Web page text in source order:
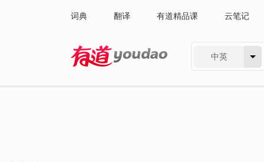
词典 翻译 有道精品课 云笔记
中英